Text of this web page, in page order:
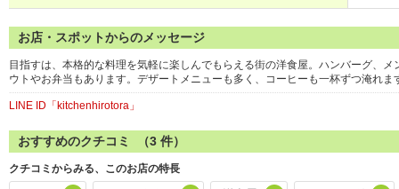
お店・スポットからのメッセージ
目指すは、本格的な料理を気軽に楽しんでもらえる街の洋食屋。ハンバーグ、
ウトやお弁当もあります。デザートメニューも多く、コーヒーも一杯ずつ淹れ
LINE ID「kitchenhirotora」
おすすめのクチコミ （3 件）
クチコミからみる、このお店の特長